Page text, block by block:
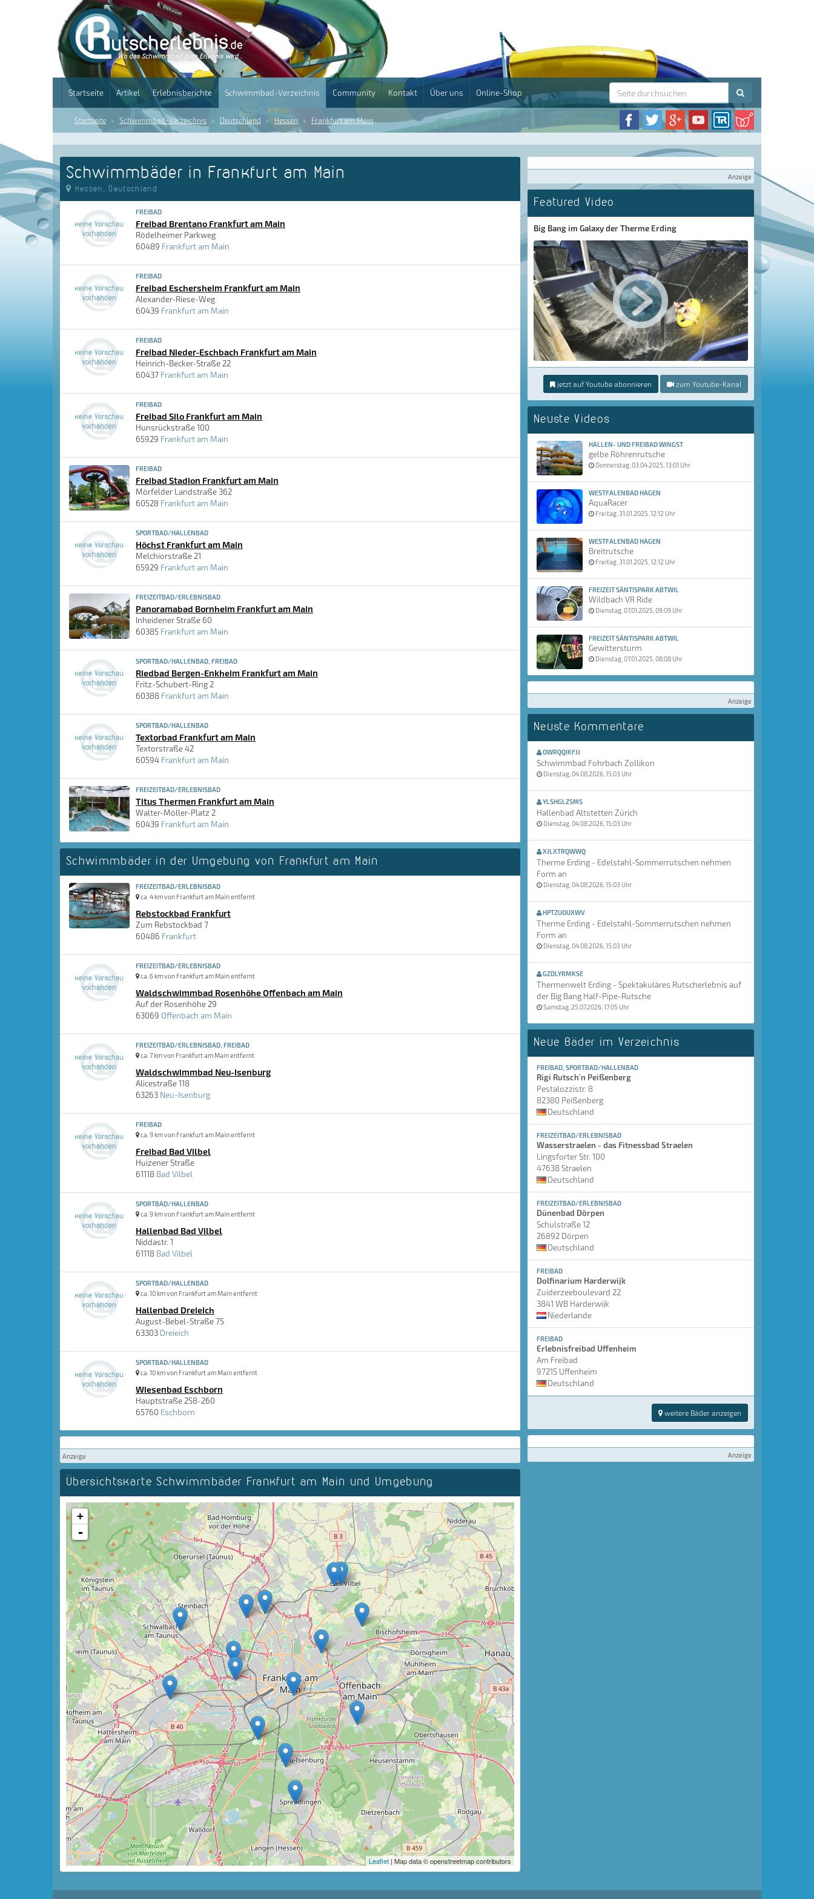
Startseite Artikel Erlebnisberichte Schwimmbad-Verzeichnis Community Kontakt Über uns Online-Shop
Startseite Schwimmbad-Verzeichnis Deutschland Hessen Frankfurt am Main
Schwimmbäder in Frankfurt am Main
Hessen, Deutschland
FREIBAD
Freibad Brentano Frankfurt am Main
Rödelheimer Parkweg
60489 Frankfurt am Main
FREIBAD
Freibad Eschersheim Frankfurt am Main
Alexander-Riese-Weg
60439 Frankfurt am Main
FREIBAD
Freibad Nieder-Eschbach Frankfurt am Main
Heinrich-Becker-Straße 22
60437 Frankfurt am Main
FREIBAD
Freibad Silo Frankfurt am Main
Hunsrückstraße 100
65929 Frankfurt am Main
FREIBAD
Freibad Stadion Frankfurt am Main
Mörfelder Landstraße 362
60528 Frankfurt am Main
SPORTBAD/HALLENBAD
Höchst Frankfurt am Main
Melchiorstraße 21
65929 Frankfurt am Main
FREIZEITBAD/ERLEBNISBAD
Panoramabad Bornheim Frankfurt am Main
Inheidener Straße 60
60385 Frankfurt am Main
SPORTBAD/HALLENBAD, FREIBAD
Riedbad Bergen-Enkheim Frankfurt am Main
Fritz-Schubert-Ring 2
60388 Frankfurt am Main
SPORTBAD/HALLENBAD
Textorbad Frankfurt am Main
Textorstraße 42
60594 Frankfurt am Main
FREIZEITBAD/ERLEBNISBAD
Titus Thermen Frankfurt am Main
Walter-Möller-Platz 2
60439 Frankfurt am Main
Schwimmbäder in der Umgebung von Frankfurt am Main
FREIZEITBAD/ERLEBNISBAD
ca. 4 km von Frankfurt am Main entfernt
Rebstockbad Frankfurt
Zum Rebstockbad 7
60486 Frankfurt
FREIZEITBAD/ERLEBNISBAD
ca. 6 km von Frankfurt am Main entfernt
Waldschwimmbad Rosenhöhe Offenbach am Main
Auf der Rosenhöhe 29
63069 Offenbach am Main
FREIZEITBAD/ERLEBNISBAD, FREIBAD
ca. 7 km von Frankfurt am Main entfernt
Waldschwimmbad Neu-Isenburg
Alicestraße 118
63263 Neu-Isenburg
FREIBAD
ca. 9 km von Frankfurt am Main entfernt
Freibad Bad Vilbel
Huizener Straße
61118 Bad Vilbel
SPORTBAD/HALLENBAD
ca. 9 km von Frankfurt am Main entfernt
Hallenbad Bad Vilbel
Niddastr. 1
61118 Bad Vilbel
SPORTBAD/HALLENBAD
ca. 10 km von Frankfurt am Main entfernt
Hallenbad Dreieich
August-Bebel-Straße 75
63303 Dreieich
SPORTBAD/HALLENBAD
ca. 10 km von Frankfurt am Main entfernt
Wiesenbad Eschborn
Hauptstraße 258-260
65760 Eschborn
Anzeige
Übersichtskarte Schwimmbäder Frankfurt am Main und Umgebung
+
-
Leaflet | Map data © openstreetmap contributors
Anzeige
Featured Video
Big Bang im Galaxy der Therme Erding
jetzt auf Youtube abonnieren zum Youtube-Kanal
Neuste Videos
HALLEN- UND FREIBAD WINGST
gelbe Röhrenrutsche
Donnerstag, 03.04.2025, 13:01 Uhr
WESTFALENBAD HAGEN
AquaRacer
Freitag, 31.01.2025, 12:12 Uhr
WESTFALENBAD HAGEN
Breitrutsche
Freitag, 31.01.2025, 12:12 Uhr
FREIZEIT SÄNTISPARK ABTWIL
Wildbach VR Ride
Dienstag, 07.01.2025, 09:09 Uhr
FREIZEIT SÄNTISPARK ABTWIL
Gewittersturm
Dienstag, 07.01.2025, 08:08 Uhr
Anzeige
Neuste Kommentare
OWRQQIKFJJ
Schwimmbad Fohrbach Zollikon
Dienstag, 04.08.2026, 15:03 Uhr
YLSHGLZSMS
Hallenbad Altstetten Zürich
Dienstag, 04.08.2026, 15:03 Uhr
XJLXTRQWWQ
Therme Erding - Edelstahl-Sommerrutschen nehmen
Form an
Dienstag, 04.08.2026, 15:03 Uhr
HPTZUOUXWV
Therme Erding - Edelstahl-Sommerrutschen nehmen
Form an
Dienstag, 04.08.2026, 15:03 Uhr
GZDLYRMKSE
Thermenwelt Erding - Spektakuläres Rutscherlebnis auf
der Big Bang Half-Pipe-Rutsche
Samstag, 25.07.2026, 17:05 Uhr
Neue Bäder im Verzeichnis
FREIBAD, SPORTBAD/HALLENBAD
Rigi Rutsch'n Peißenberg
Pestalozzistr. 8
82380 Peißenberg
Deutschland
FREIZEITBAD/ERLEBNISBAD
Wasserstraelen - das Fitnessbad Straelen
Lingsforter Str. 100
47638 Straelen
Deutschland
FREIZEITBAD/ERLEBNISBAD
Dünenbad Dörpen
Schulstraße 12
26892 Dörpen
Deutschland
FREIBAD
Dolfinarium Harderwijk
Zuiderzeeboulevard 22
3841 WB Harderwijk
Niederlande
FREIBAD
Erlebnisfreibad Uffenheim
Am Freibad
97215 Uffenheim
Deutschland
weitere Bäder anzeigen
Anzeige